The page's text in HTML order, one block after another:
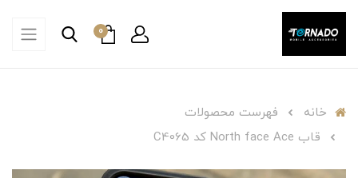
0
خانه
فهرست محصولات
قاب North face Ace کد C4065